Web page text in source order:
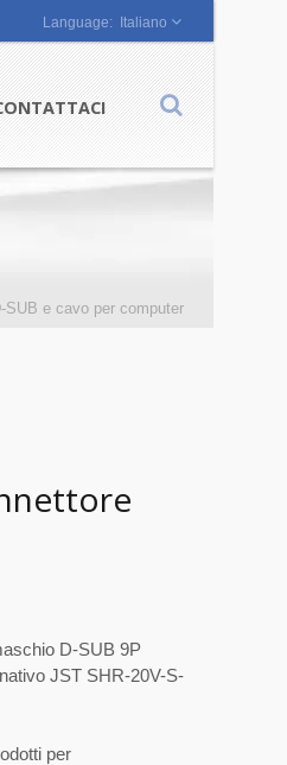
Italiano
SUB e cavo per computer
D-SUB 9P
JST SHR-20V-S-
per